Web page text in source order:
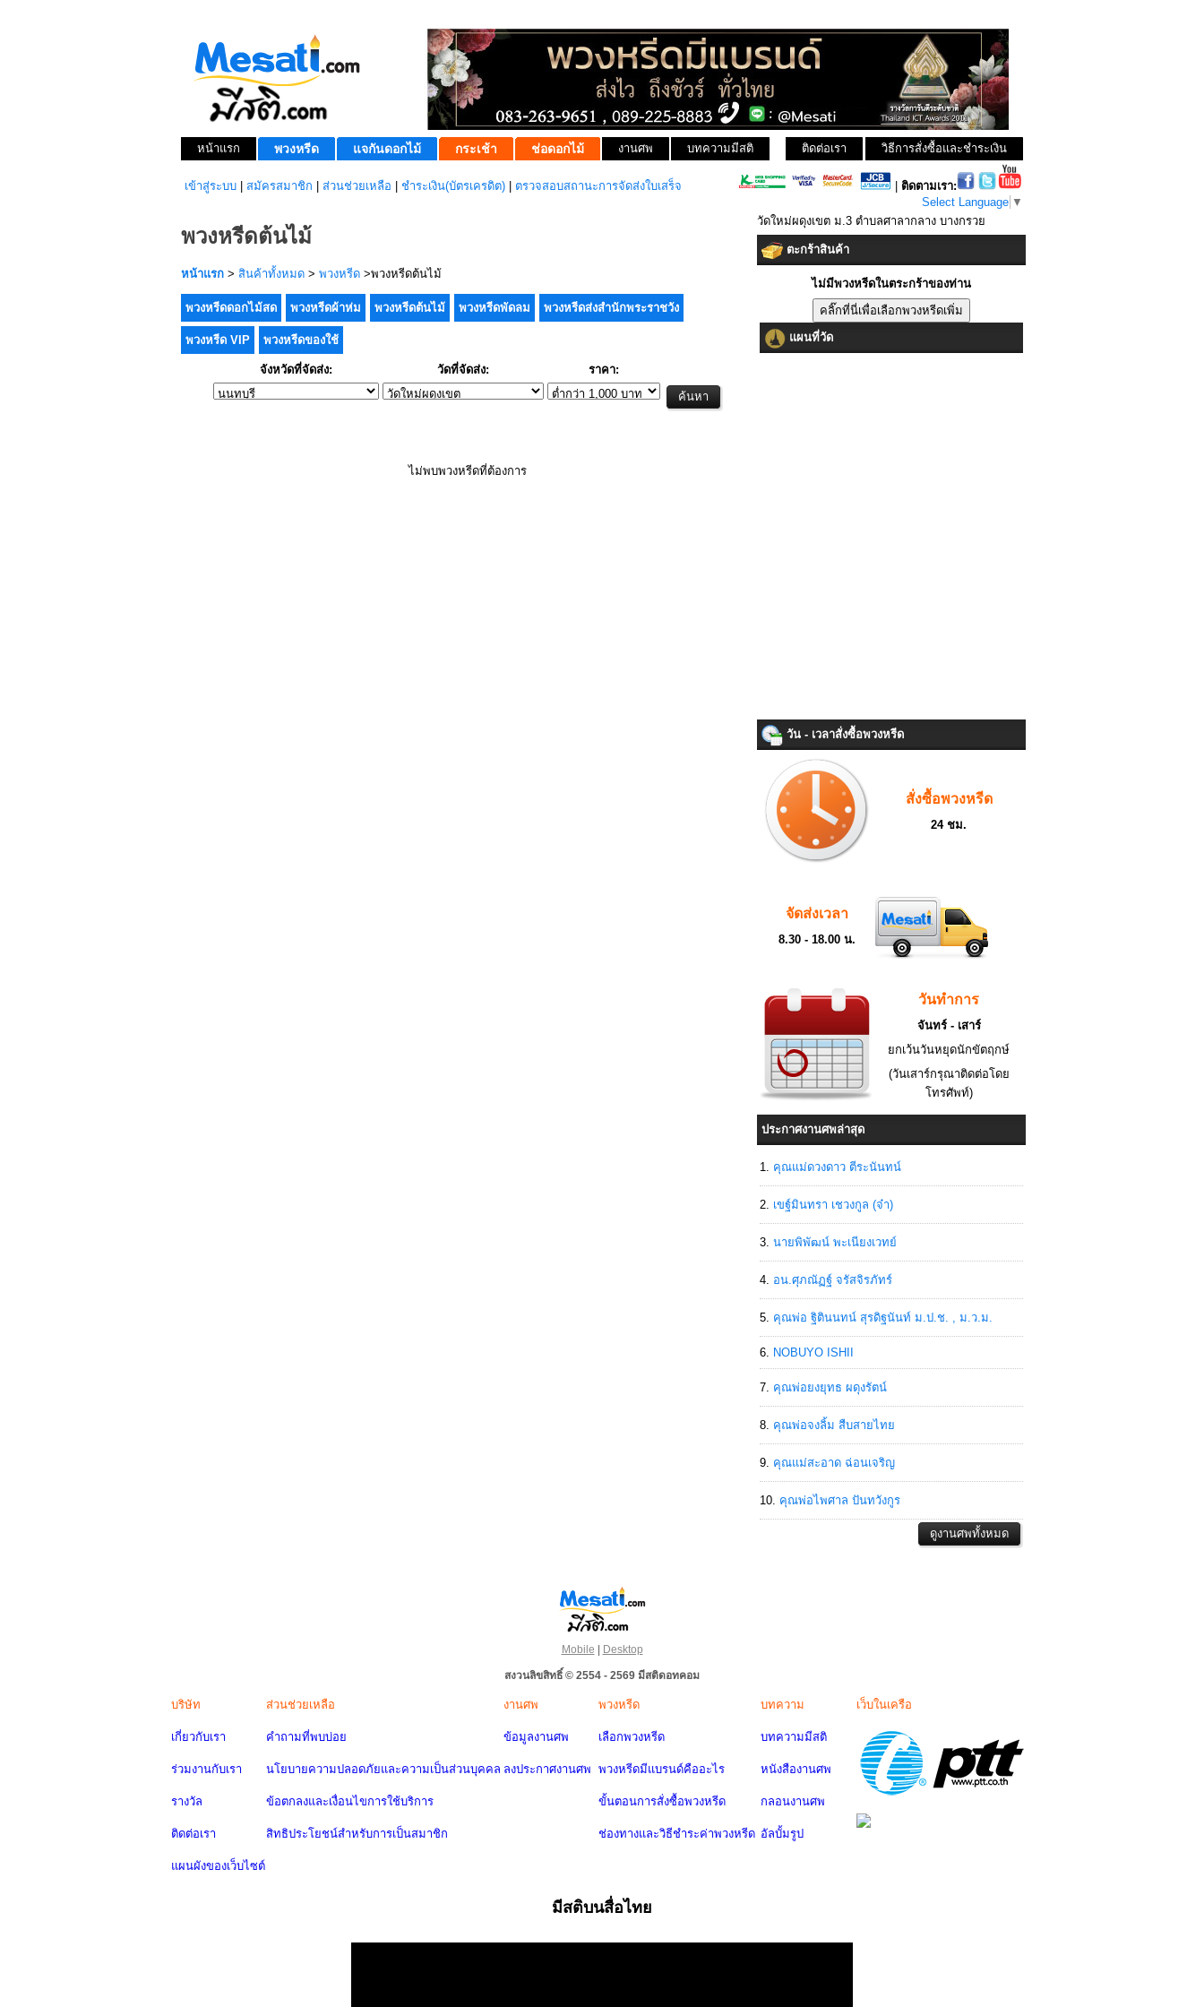
หน้าแรก พวงหรีด แจกันดอกไม้ กระเช้า ช่อดอกไม้ งานศพ บทความมีสติ วิธีการสั่งซื้อและชำระเงิน
ติดต่อเรา
เข้าสู่ระบบ สมัครสมาชิก ส่วนช่วยเหลือ ชำระเงิน(บัตรเครดิต) ตรวจสอบสถานะการจัดส่งใบเสร็จ
ติดตามเรา:
Select Language ▼
พวงหรีดต้นไม้
หน้าแรก > สินค้าทั้งหมด > พวงหรีด >พวงหรีดต้นไม้
พวงหรีดดอกไม้สด พวงหรีดผ้าห่ม พวงหรีดต้นไม้ พวงหรีดพัดลม พวงหรีดส่งสำนักพระราชวัง
พวงหรีด VIP พวงหรีดของใช้
จังหวัดที่จัดส่ง: วัดที่จัดส่ง: ราคา:
ไม่พบพวงหรีดที่ต้องการ
วัดใหม่ผดุงเขต ม.3 ตำบลศาลากลาง บางกรวย
ตะกร้าสินค้า
ไม่มีพวงหรีดในตระกร้าของท่าน
แผนที่วัด
วัน - เวลาสั่งซื้อพวงหรีด
สั่งซื้อพวงหรีด
24 ชม.
จัดส่งเวลา
8.30 - 18.00 น.
วันทำการ
จันทร์ - เสาร์
ยกเว้นวันหยุดนักขัตฤกษ์
(วันเสาร์กรุณาติดต่อโดย
โทรศัพท์)
ประกาศงานศพล่าสุด
คุณแม่ดวงดาว ตีระนันทน์
เขฐ์มินทรา เชวงกูล (จ๋า)
นายพิพัฒน์ พะเนียงเวทย์
อน.ศุภณัฏฐ์ จรัสจิรภัทร์
คุณพ่อ ฐิตินนทน์ สุรดิฐนันท์ ม.ป.ช. , ม.ว.ม.
NOBUYO ISHII
คุณพ่อยงยุทธ ผดุงรัตน์
คุณพ่อจงลิ้ม สืบสายไทย
คุณแม่สะอาด ฉ่อนเจริญ
คุณพ่อไพศาล ปันทวังกูร
Mobile | Desktop
สงวนลิขสิทธิ์ © 2554 - 2569 มีสติดอทคอม
บริษัท
เกี่ยวกับเรา
ร่วมงานกับเรา
รางวัล
ติดต่อเรา
แผนผังของเว็บไซต์
ส่วนช่วยเหลือ
คำถามที่พบบ่อย
นโยบายความปลอดภัยและความเป็นส่วนบุคคล
ข้อตกลงและเงื่อนไขการใช้บริการ
สิทธิประโยชน์สำหรับการเป็นสมาชิก
งานศพ
ข้อมูลงานศพ
ลงประกาศงานศพ
พวงหรีด
เลือกพวงหรีด
พวงหรีดมีแบรนด์คืออะไร
ขั้นตอนการสั่งซื้อพวงหรีด
ช่องทางและวิธีชำระค่าพวงหรีด
บทความ
บทความมีสติ
หนังสืองานศพ
กลอนงานศพ
อัลบั้มรูป
เว็บในเครือ
มีสติบนสื่อไทย